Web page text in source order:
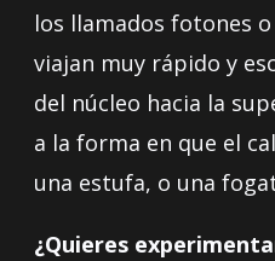
los llamados fotones
viajan muy rápido y
del núcleo hacia la
a la forma en que el
una estufa, o una
¿Quieres